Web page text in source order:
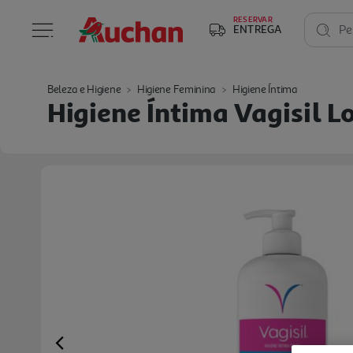
RESERVAR
ENTREGA
Beleza e Higiene Higiene Feminina Higiene Íntima
Higiene Íntima Vagisil